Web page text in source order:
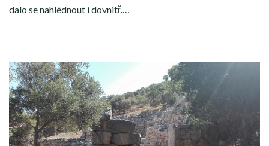
dalo se nahlédnout i dovnitř.…